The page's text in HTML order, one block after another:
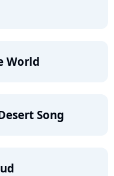
World
Song